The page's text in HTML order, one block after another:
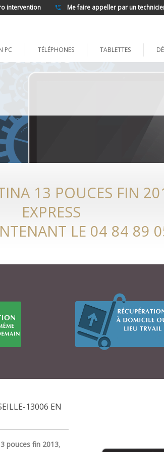
Me faire appeller par un
intervention
PC TÉLÉPHONES TABLETTES
13 POUCES FIN
EXPRESS
LE 04 84 89
13006 EN
pouces fin 2013,